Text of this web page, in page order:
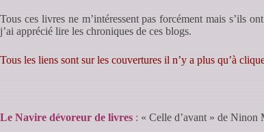
Tous ces livres ne m’intéressent pas forcément mais s’ils
j’ai apprécié lire les chroniques de ces blogs.
Tous les liens sont sur les couvertures il n’y a plus qu’à
Le Navire dévoreur de livres : « Celle d’avant » de Ninon